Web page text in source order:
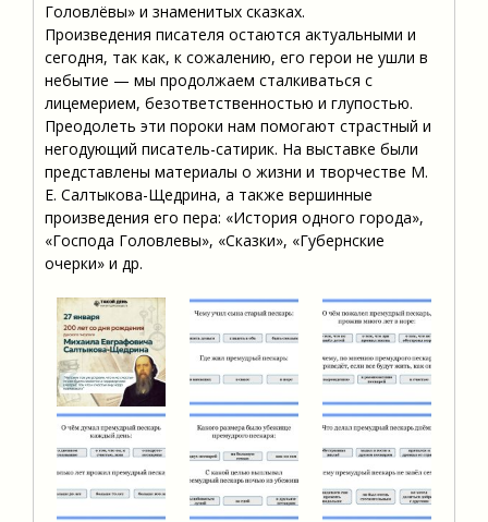
Головлёвы» и знаменитых сказках.
Произведения писателя остаются актуальными и
сегодня, так как, к сожалению, его герои не ушли в
небытие — мы продолжаем сталкиваться с
лицемерием, безответственностью и глупостью.
Преодолеть эти пороки нам помогают страстный и
негодующий писатель-сатирик. На выставке были
представлены материалы о жизни и творчестве М.
Е. Салтыкова-Щедрина, а также вершинные
произведения его пера: «История одного города»,
«Господа Головлевы», «Сказки», «Губернские
очерки» и др.